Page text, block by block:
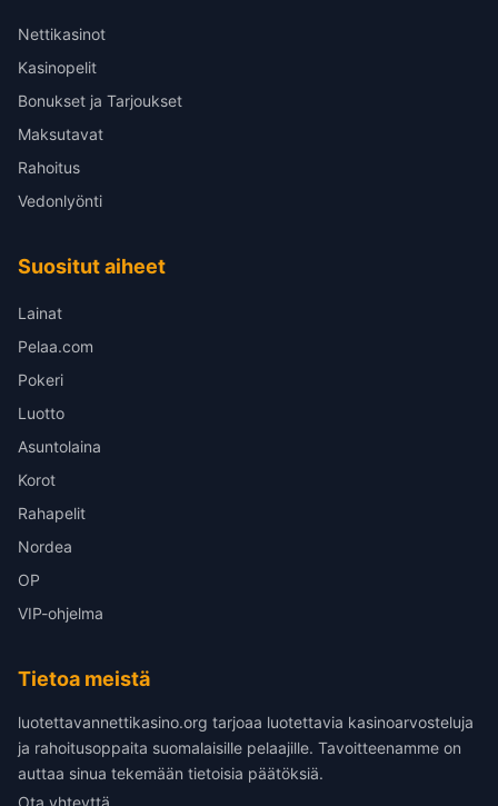
Nettikasinot
Kasinopelit
Bonukset ja Tarjoukset
Maksutavat
Rahoitus
Vedonlyönti
Suositut aiheet
Lainat
Pelaa.com
Pokeri
Luotto
Asuntolaina
Korot
Rahapelit
Nordea
OP
VIP-ohjelma
Tietoa meistä
luotettavannettikasino.org tarjoaa luotettavia kasinoarvosteluja
ja rahoitusoppaita suomalaisille pelaajille. Tavoitteenamme on
auttaa sinua tekemään tietoisia päätöksiä.
Ota yhteyttä